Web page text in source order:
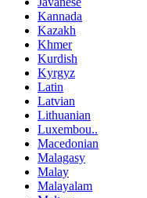
Kannada
Kazakh
Khmer
Kurdish
Kyrgyz
Latin
Latvian
Lithuanian
Luxembou..
Macedonian
Malagasy
Malay
Malayalam